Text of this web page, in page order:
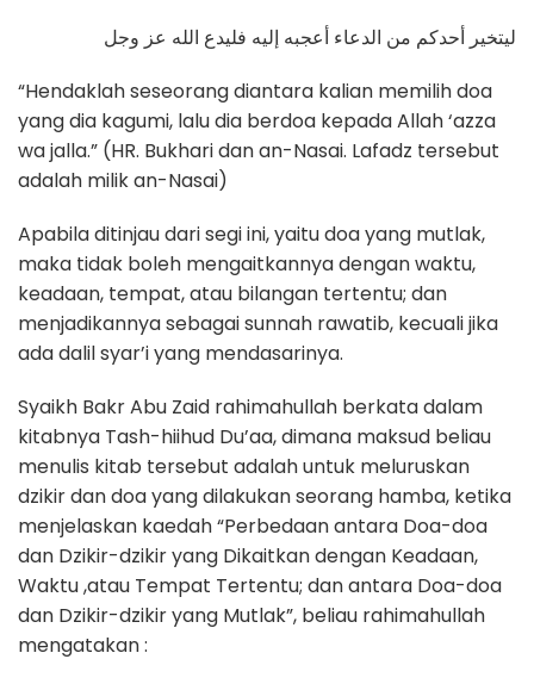
ليتخير أحدكم من الدعاء أعجبه إليه فليدع الله عز وجل
“Hendaklah seseorang diantara kalian memilih doa
yang dia kagumi, lalu dia berdoa kepada Allah ‘azza
wa jalla.” (HR. Bukhari dan an-Nasai. Lafadz tersebut
adalah milik an-Nasai)
Apabila ditinjau dari segi ini, yaitu doa yang mutlak,
maka tidak boleh mengaitkannya dengan waktu,
keadaan, tempat, atau bilangan tertentu; dan
menjadikannya sebagai sunnah rawatib, kecuali jika
ada dalil syar’i yang mendasarinya.
Syaikh Bakr Abu Zaid rahimahullah berkata dalam
kitabnya Tash-hiihud Du’aa, dimana maksud beliau
menulis kitab tersebut adalah untuk meluruskan
dzikir dan doa yang dilakukan seorang hamba, ketika
menjelaskan kaedah “Perbedaan antara Doa-doa
dan Dzikir-dzikir yang Dikaitkan dengan Keadaan,
Waktu ,atau Tempat Tertentu; dan antara Doa-doa
dan Dzikir-dzikir yang Mutlak”, beliau rahimahullah
mengatakan :